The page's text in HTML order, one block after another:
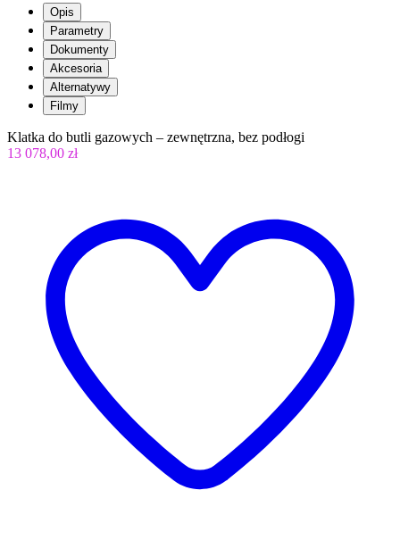
Opis
Parametry
Dokumenty
Akcesoria
Alternatywy
Filmy
Klatka do butli gazowych – zewnętrzna, bez podłogi
13 078,00 zł